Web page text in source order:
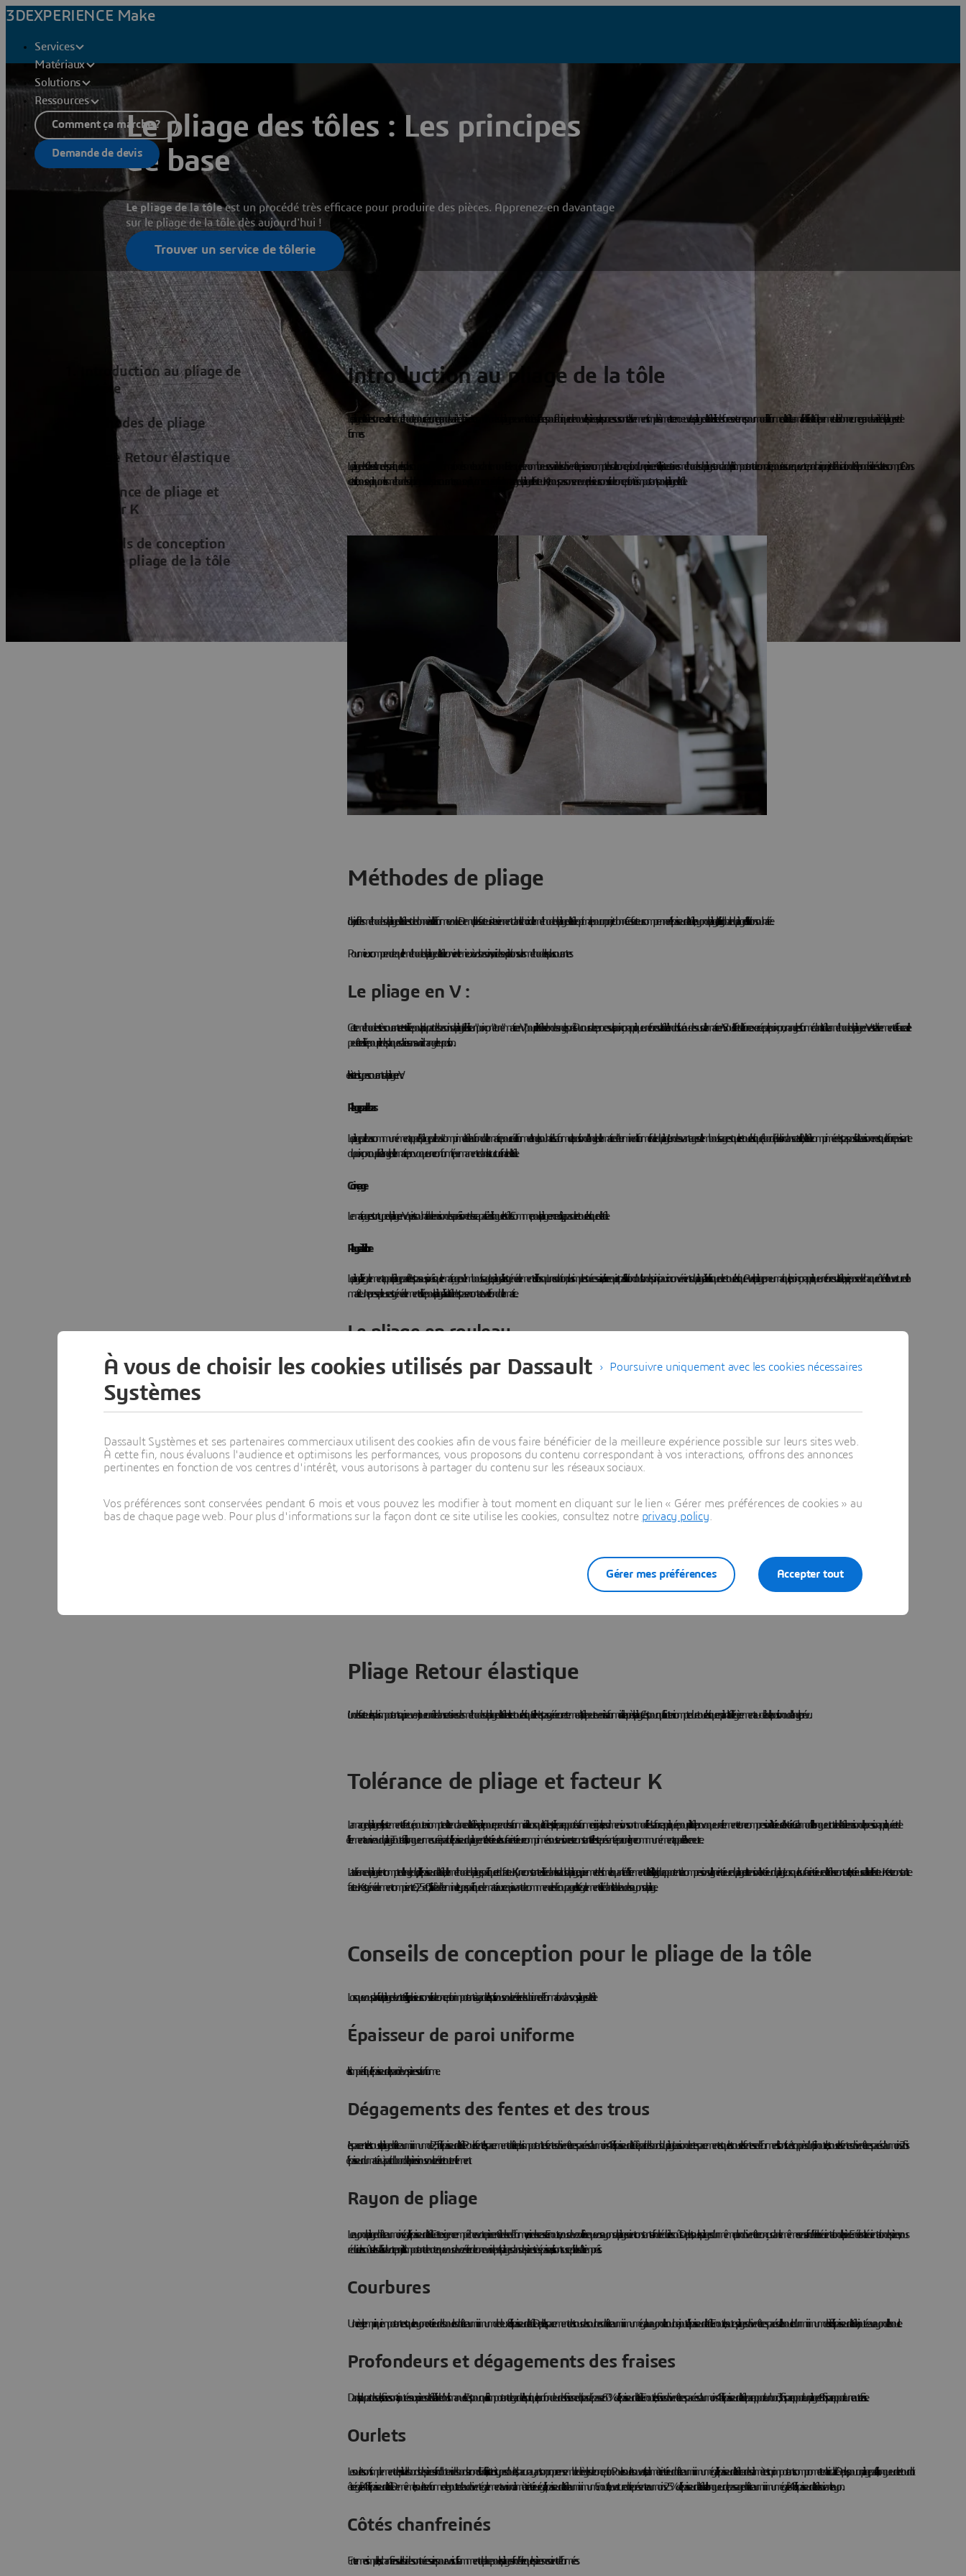
3DEXPERIENCE Make
Services
Matériaux
Solutions
Ressources
Comment ça marche ?
Demande de devis
Le pliage des tôles : Les principes
de base
Le pliage de la tôleest un procédé très efficace pour produire des pièces. Apprenez-en davantage
sur le pliage de la tôle dès aujourd'hui !
Trouver un service de tôlerie
Introduction au pliage de
la tôle
Méthodes de pliage
Pliage Retour élastique
Tolérance de pliage et
facteur K
Conseils de conception
pour le pliage de la tôle
Introduction au pliage de la tôle
Le pliage de la tôle est une excellente méthode pour créer une grande variété de pièces. Les méthodes de pliage peuvent être très efficaces pour fabriquer de nouvelles pièces, car les processus sont relativement simples à mettre en œuvre. Le pliage de la tôle utilise des forces externes pour modifier la forme de la tôle. La malléabilité de la tôle permet de lui donner une grande variété de pliages et de
formes.
Le pliage des tôles est l'une des pratiques les plus courantes de la transformation des métaux dans le monde. Bien que de nombreuses variables doivent être prises en compte lors de la conception d'une pièce en tôle, il existe certaines méthodes de pliage standard qu'il est important de connaître pour s'assurer que votre prochain projet de fabrication de tôle produise le résultat escompté. Dans
cet article, nous expliquons les méthodes de pliage de la tôle les plus courantes, nous expliquons ce que signifient la marge de pliage et le facteur K, et nous passons en revue plusieurs conseils de conception très importants pour le pliage de la tôle.
Méthodes de pliage
L'objectif des méthodes de pliage de la tôle est de donner à celle-ci la forme voulue. De multiples facteurs interviennent dans le choix de la méthode de pliage de la tôle optimale pour un projet donné. Ces facteurs comprennent l'épaisseur de la tôle, le rayon de pliage, la taille globale du pliage et l'utilisation souhaitée.
Pour mieux comprendre quelle méthode de pliage de la tôle convient le mieux à vos besoins, voici des explications sur les méthodes les plus courantes :
Le pliage en V :
Cette méthode est très courante et est utilisée pour la plupart des besoins de pliage. Elle utilise un "poinçon" et une "matrice en V" pour plier la tôle selon des angles précis. Au cours de ce processus, le poinçon applique une force sur la tôle à l'endroit situé au-dessus de la matrice en V. Sous l'effet de la force exercée par le poinçon, un angle est formé dans la tôle. La méthode de pliage en V est relativement efficace car elle
peut être utilisée pour plier des plaques d'acier sans avoir à changer leur position.
Il existe trois types courants de pliage en V :
Pliage par le bas
Le pliage par le bas - communément appelé "pliage par le bas" - comprime la tôle au fond de la matrice pour créer la forme et l'angle souhaités. La forme et la position de l'angle de la matrice déterminent la forme finale du pliage. L'un des avantages de l'emboutissage est que le retour élastique (abordé plus loin dans cet article) de la tôle comprimée n'est pas possible. La raison en est que la force puissante
du poinçon couplée à l'angle de la matrice provoque une conformité permanente dans la structure finale de la tôle.
Coinçage
Le matriçage est un type de pliage en V qui est souhaitable en raison de sa précision et de sa capacité à distinguer les tôles. Comme pour le pliage en creux, il n'y a pas de retour élastique de la tôle.
Pliage à l'air libre
Le pliage à l'air - également appelé pliage partiel - n'est pas aussi précis que le matriçage ou l'emboutissage. Le pliage à l'air est généralement utilisé lorsqu'une solution plus simple est nécessaire, car il ne requiert pas l'utilisation d'outils. L'un des principaux inconvénients du pliage à l'air est le risque de retour élastique. Avec le pliage pneumatique, le poinçon applique une force sur la tôle, qui repose de chaque côté de l'ouverture de la
matrice. Une presse plieuse est généralement utilisée pour le pliage à l'air car la tôle n'est pas en contact avec le fond de la matrice.
Le pliage en rouleau
Le pliage en rouleau est une excellente option pour produire des formes courbes ou des rouleaux dans la tôle. Le pliage par rouleaux utilise une presse plieuse, une presse hydraulique et trois jeux de rouleaux pour créer différents types de pliage. Par conséquent, le pliage par rouleaux est souvent utilisé pour fabriquer des tubes, des cônes et même des formes creuses, car il utilise la distance entre les
Le pliage en U est conceptuellement très similaire au pliage en V. La différence est que cette méthode produit une forme en U dans la tôle plutôt qu'une forme en V. Comme le pliage en V, le pliage en U est aussi très couramment utilisé.
Le pliage par essuyage
Pliage Retour élastique
L'un des facteurs les plus importants qui peuvent jouer un rôle dans certaines des méthodes de pliage de la tôle est le retour élastique. Si elle n'est pas gérée correctement, la tôle peut revenir à sa forme initiale après le pliage. C'est pourquoi il faut tenir compte du retour élastique en pliant la tôle légèrement au-delà de la position ou de l'angle prévu.
Tolérance de pliage et facteur K
La marge de pliage est l'ajustement effectué pour tenir compte de la tendance de la tôle à se plier pour reprendre sa forme initiale. Lorsque la tôle est pliée par rapport à sa forme originale, ses dimensions sont modifiées. La force appliquée pour plier la tôle provoque un étirement et une compression à l'intérieur et à l'extérieur. Cela modifie la longueur totale de la tôle en raison de la pression appliquée et de
l'étirement au niveau du pliage. Toutefois, la longueur mesurée à partir de l'épaisseur du pliage entre l'extérieur et la surface intérieure comprimée sous tension reste constante. Elle est représentée par une ligne communément appelée l'axe neutre.
La tolérance de pliage tient compte de l'angle du pli, de l'épaisseur de la tôle, de la méthode de pliage spécifique et du facteur K (une constante utilisée dans les calculs de pliage, qui permet d'estimer la quantité d'étirement de la tôle). Il s'agit du rapport entre la compression sur la ligne intérieure du pliage et la tension à l'extérieur du pliage. Lorsque la surface intérieure de la tôle se contracte, l'extérieur se dilate et le facteur K reste constant. Le
facteur K est généralement compris entre 0,25 et 0,5. Il aide à déterminer le type spécifique de matériaux requis avant de commencer le découpage et il est également utilisé dans le tableau des rayons de pliage.
Conseils de conception pour le pliage de la tôle
Lorsque vous planifiez le pliage de votre tôle, il y a plusieurs conseils de conception importants à garder à l'esprit si vous voulez éviter de subir une déformation dans vos pliages de tôle :
Épaisseur de paroi uniforme
Il est impératif que l'épaisseur de la paroi de vos pièces soit uniforme.
Dégagements des fentes et des trous
L'espace entre les trous et le pliage doit être au minimum de 2,5 fois l'épaisseur de la tôle. Pour les fentes, l'espacement doit être plus important. Les fentes doivent être espacées d'au moins 4 fois l'épaisseur de la tôle à partir des bords du pliage. La raison de cet espacement est que les trous et les fentes se déforment s'ils sont situés trop près d'un pli. En outre, les trous et les fentes doivent être espacés d'au moins 2 fois
l'épaisseur du matériau à partir du bord de la pièce si vous voulez éviter tout renflement.
Rayon de pliage
Le rayon de pliage doit être au moins égal à l'épaisseur de la tôle. Cette exigence empêchera votre pièce en tôle de se déformer, voire de se casser. En outre, vous devez veiller à ce que vos rayons de pliage soient constants afin de réduire les coûts. De plus, tous les pliages d'un même plan doivent être conçus dans le même sens afin d'éviter la réorientation de la pièce. En évitant la réorientation des pièces, vous
réduirez les coûts et les délais de votre projet. Il est important de noter que vous devez éviter de concevoir de petits pliages dans des pièces très épaisses, car ils sont susceptibles d'être imprécis.
Courbures
Une règle empirique importante est que le rayon extérieur des boucles doit être au minimum de deux fois l'épaisseur de la tôle. De plus, l'espacement des trous des courbes doit être au minimum égal au rayon de la courbe ajouté à l'épaisseur de la tôle. En outre, les autres pliages doivent être espacés de la boucle d'un minimum de six fois l'épaisseur de la tôle ajoutée au rayon de la boucle.
Profondeurs et dégagements des fraises
Dans la plupart des cas, les fraises sont ajoutées aux pièces de tôle à l'aide d'outils manuels. C'est pourquoi il est important de garder à l'esprit que la profondeur des fraises ne doit pas dépasser 60 % de l'épaisseur de la tôle. En outre, les fraises doivent être espacées d'au moins 4 fois l'épaisseur de la tôle par rapport à un bord, 3 fois par rapport à un pliage et 8 fois par rapport à une autre fraise.
Ourlets
Les ourlets sont simplement des plis sur les bords des pièces afin d'obtenir des bords arrondis. En fait, il existe trois types d'ourlets, chacun ayant son propre ensemble de règles de conception. Pour les ourlets ouverts, le diamètre intérieur doit être au minimum égal à l'épaisseur de la tôle car des diamètres trop importants compromettent la circularité. De plus, pour un pliage parfait, la longueur de retour doit
être égale à 4 fois l'épaisseur de la tôle. De même, les ourlets en forme de goutte d'eau doivent également avoir un diamètre intérieur égal à l'épaisseur de la tôle au minimum. En outre, l'ouverture doit représenter au moins 25 % de l'épaisseur de la tôle et la longueur de passage doit être au minimum égale à 4 fois l'épaisseur de la tôle suivant le rayon.
Côtés chanfreinés
En termes simples, les chanfreins sur les brides sont nécessaires pour avoir suffisamment de place pour les pliages afin d'éviter que les pièces ne soient déformées.
Poursuivre uniquement avec les cookies nécessaires
À vous de choisir les cookies utilisés par Dassault
Systèmes
Dassault Systèmes et ses partenaires commerciaux utilisent des cookies afin de vous faire bénéficier de la meilleure expérience possible sur leurs sites web.
À cette fin, nous évaluons l'audience et optimisons les performances, vous proposons du contenu correspondant à vos interactions, offrons des annonces
pertinentes en fonction de vos centres d'intérêt, vous autorisons à partager du contenu sur les réseaux sociaux.
Vos préférences sont conservées pendant 6 mois et vous pouvez les modifier à tout moment en cliquant sur le lien « Gérer mes préférences de cookies » au
bas de chaque page web. Pour plus d'informations sur la façon dont ce site utilise les cookies, consultez notre privacy policy
Accepter tout
Gérer mes préférences